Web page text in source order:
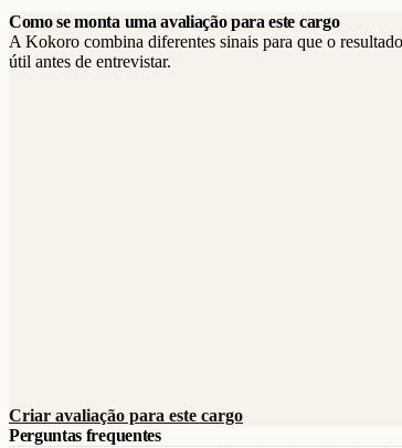
Como se monta uma avaliação para este cargo
A Kokoro combina diferentes sinais para que o
útil antes de entrevistar.
Criar avaliação para este cargo
Perguntas frequentes